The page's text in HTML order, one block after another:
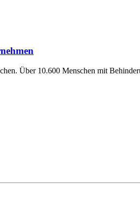
Über 10.600 Menschen mit